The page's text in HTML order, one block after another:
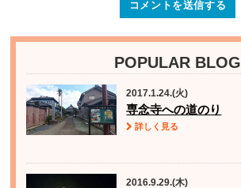
POPULAR BLOG
2017.1.24.(火)
専念寺への道のり
詳しく見る
2016.9.29.(木)